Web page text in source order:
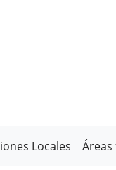
Locales Áreas